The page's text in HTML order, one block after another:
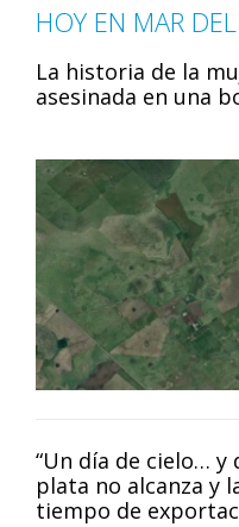
HOY EN MAR
La historia de la
asesinada en una
“Un día de cielo… y
plata no alcanza y
tiempo de